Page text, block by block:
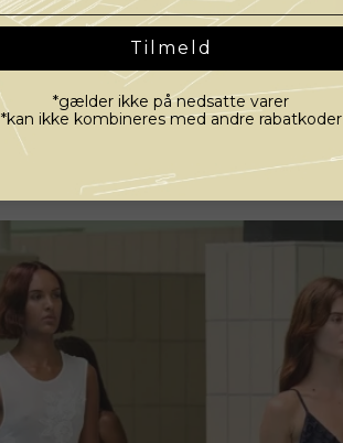
Tilmeld
*gælder ikke på nedsatte varer
*kan ikke kombineres med andre rabatkoder